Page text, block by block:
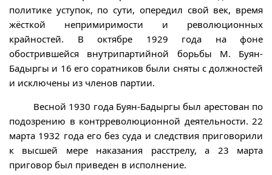
политике уступок, по сути, опередил свой век, время
жёсткой непримиримости и революционных
крайностей. В октябре 1929 года на фоне
обострившейся внутрипартийной борьбы М. Буян-
Бадыргы и 16 его соратников были сняты с должностей
и исключены из членов партии.
Весной 1930 года Буян-Бадыргы был арестован по
подозрению в контрреволюционной деятельности. 22
марта 1932 года его без суда и следствия приговорили
к высшей мере наказания расстрелу, а 23 марта
приговор был приведен в исполнение.